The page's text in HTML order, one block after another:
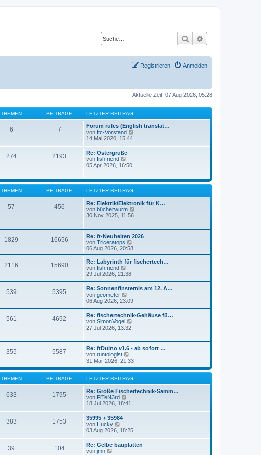
Suche
Anmelden
Registrieren
Aktuelle Zeit: 07 Aug 2026, 05:28
THEMEN BEITRÄGE LETZTER BEITRAG
6 7
Forum rules (English translat…
von ftc-Vorstand
B
e
t
r
a
14 Mai 2020, 15:44
274 2193
Re: Ostergrüße
von fishfriend
e
s
t
r
B
e
i
r
a
g
05 Apr 2026, 16:50
THEMEN BEITRÄGE LETZTER BEITRAG
57 456
Re: Elektrik/Elektronik für K…
von bücherwurm
s
t
B
e
r
a
30 Nov 2025, 11:56
1829 16656
Re: ft-Neuheiten 2026
von Triceratops
e
u
e
r
B
i
t
r
06 Aug 2026, 20:58
2116 15690
Re: Labyrinth für fischertech…
von fishfriend
e
s
t
e
r
B
e
i
r
a
g
29 Jul 2026, 21:38
539 5395
Re: Sonnenfinsternis am 12. A…
von geometer
e
e
s
t
e
B
e
i
t
r
a
g
06 Aug 2026, 23:09
561 4692
Re: fischertechnik-Gehäuse fü…
von SimonVogel
e
r
B
i
r
27 Jul 2026, 13:32
355 5587
Re: ftDuino v1.6 - ab sofort …
von runtologist
e
u
e
s
t
e
B
r
a
g
31 Mär 2026, 21:33
THEMEN BEITRÄGE LETZTER BEITRAG
633 1795
Re: Große Fischertechnik-Samm…
von FiTeN3rd
e
t
e
r
B
18 Jul 2026, 18:41
383 1753
35995 + 35984
von Hucky
e
s
03 Aug 2026, 18:25
39 104
Re: Gelbe bauplatten
von jmn